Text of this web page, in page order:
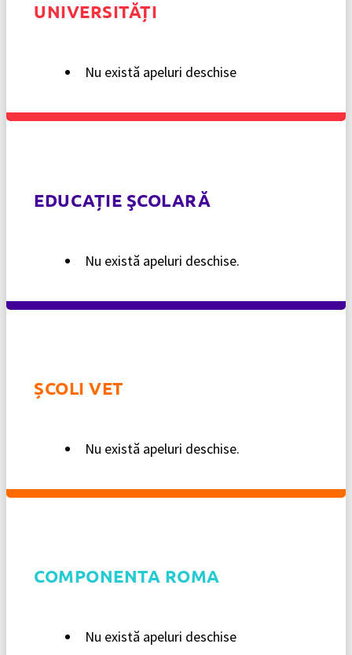
UNIVERSITĂȚI
Nu există apeluri deschise
EDUCAȚIE ŞCOLARĂ
Nu există apeluri deschise.
ȘCOLI VET
Nu există apeluri deschise.
COMPONENTA ROMA
Nu există apeluri deschise